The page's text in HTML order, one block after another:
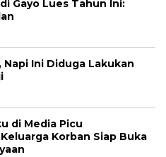
Gayo Lues Tahun Ini:
Ini Diduga Lakukan
di Media Picu
Korban Siap Buka